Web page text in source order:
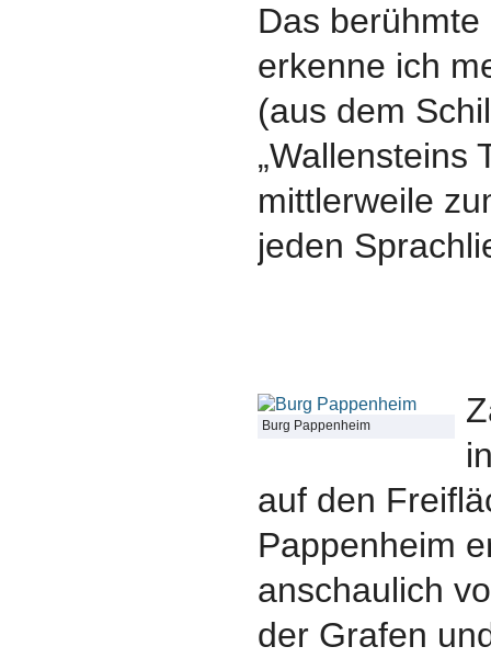
Das berühmte
erkenne ich
(aus dem
„Wallensteins
mittlerweile
jeden
Burg Pappenheim
auf den
Pappenheim
anschaulich
der Grafen